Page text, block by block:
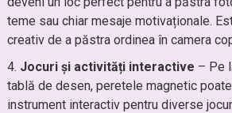
teme sau chiar mesaje motivaționale.
creativ de a păstra ordinea în camera
Jocuri și activități interactive – Pe
tablă de desen, peretele magnetic
instrument interactiv pentru diverse